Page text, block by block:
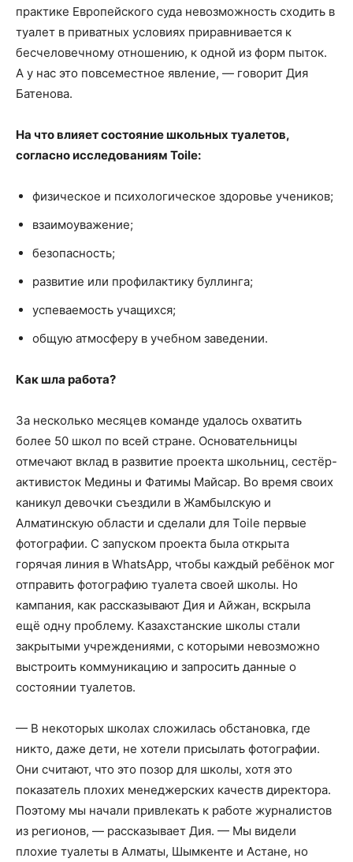
практике Европейского суда невозможность сходить в
туалет в приватных условиях приравнивается к
бесчеловечному отношению, к одной из форм пыток.
А у нас это повсеместное явление, — говорит Дия
Батенова.
На что влияет состояние школьных туалетов,
согласно исследованиям Toile:
физическое и психологическое здоровье учеников;
взаимоуважение;
безопасность;
развитие или профилактику буллинга;
успеваемость учащихся;
общую атмосферу в учебном заведении.
Как шла работа?
За несколько месяцев команде удалось охватить
более 50 школ по всей стране. Основательницы
отмечают вклад в развитие проекта школьниц, сестёр-
активисток Медины и Фатимы Майсар. Во время своих
каникул девочки съездили в Жамбылскую и
Алматинскую области и сделали для Toile первые
фотографии. С запуском проекта была открыта
горячая линия в WhatsApp, чтобы каждый ребёнок мог
отправить фотографию туалета своей школы. Но
кампания, как рассказывают Дия и Айжан, вскрыла
ещё одну проблему. Казахстанские школы стали
закрытыми учреждениями, с которыми невозможно
выстроить коммуникацию и запросить данные о
состоянии туалетов.
— В некоторых школах сложилась обстановка, где
никто, даже дети, не хотели присылать фотографии.
Они считают, что это позор для школы, хотя это
показатель плохих менеджерских качеств директора.
Поэтому мы начали привлекать к работе журналистов
из регионов, — рассказывает Дия. — Мы видели
плохие туалеты в Алматы, Шымкенте и Астане, но